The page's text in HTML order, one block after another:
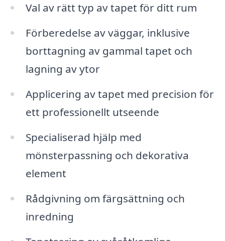
Val av rätt typ av tapet för ditt rum
Förberedelse av väggar, inklusive
borttagning av gammal tapet och
lagning av ytor
Applicering av tapet med precision för
ett professionellt utseende
Specialiserad hjälp med
mönsterpassning och dekorativa
element
Rådgivning om färgsättning och
inredning